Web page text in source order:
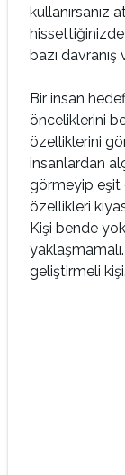
kullanırsanız
bazı davranış
Bir insan
önceliklerini
özelliklerini
insanlardan
görmeyip eşit
özellikleri
Kişi bende
geliştirmeli kişi.